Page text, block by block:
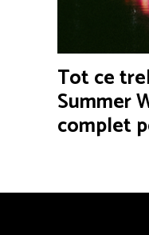
Tot ce
Summer
complet